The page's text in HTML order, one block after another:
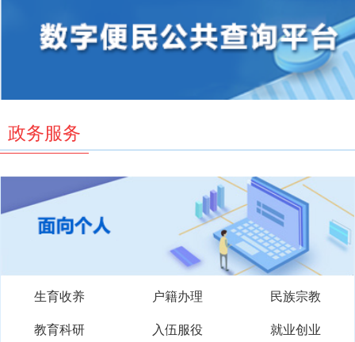
政务服务
生育收养 户籍办理
民族宗教
教育科研
入伍服役
就业创业